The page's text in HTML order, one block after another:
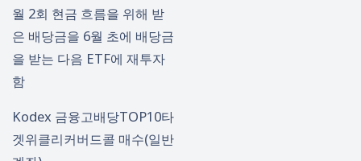
월 2회 현금 흐름을 위해 받
은 배당금을 6월 초에 배당금
을 받는 다음 ETF에 재투자
함
Kodex 금융고배당TOP10타
겟위클리커버드콜 매수(일반